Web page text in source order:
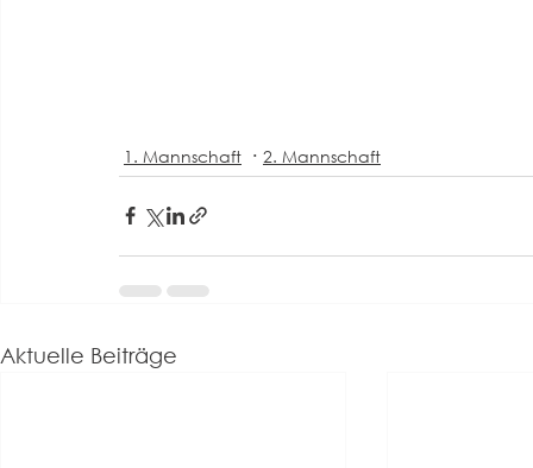
1. Mannschaft 2. Mannschaft
Aktuelle Beiträge